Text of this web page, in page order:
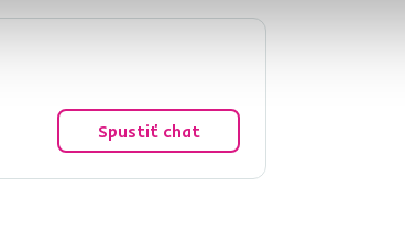
Spustiť chat